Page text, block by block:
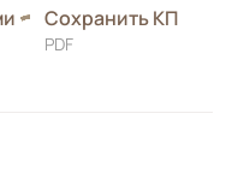
Сохранить КП
PDF